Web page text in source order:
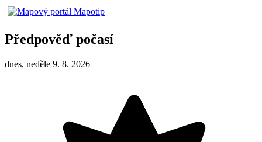
Předpověď počasí
dnes, neděle 9. 8. 2026